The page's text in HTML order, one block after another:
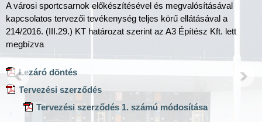
A városi sportcsarnok előkészítésével és megvalósításával
kapcsolatos tervezői tevékenység teljes körű ellátásával a
214/2016. (III.29.) KT határozat szerint az A3 Építész Kft. lett
megbízva
Lezáró döntés
Tervezési szerződés
Tervezési szerződés 1. számú módosítása